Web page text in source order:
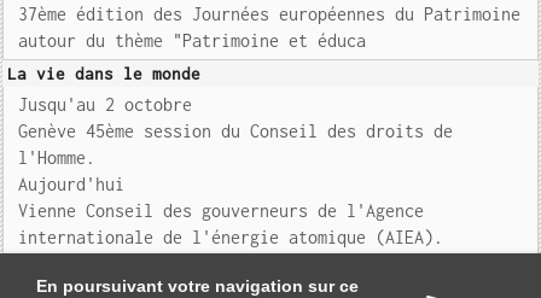
En poursuivant votre navigation sur ce
37ème édition des Journées européennes du Patrimoine
autour du thème "Patrimoine et éduca
La vie dans le monde
Jusqu'au 2 octobre
Genève 45ème session du Conseil des droits de
l'Homme.
Aujourd'hui
Vienne Conseil des gouverneurs de l'Agence
internationale de l'énergie atomique (AIEA).